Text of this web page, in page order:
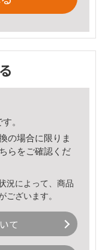
。
の場合に限りま
ら をご確認くだ
況によって、商品
ございます。
て